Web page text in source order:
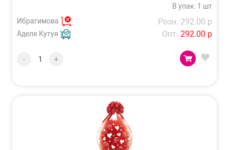
В упак: 1 шт
Ибрагимова
Аделя Кутуя
Розн. 292.00 р
Опт. 292.00 р
- +